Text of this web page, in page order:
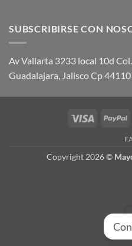
SUBSCRIBIRSE CON
Av Vallarta 3233 local 10d
Guadalajara, Jalisco Cp
Visa
Copyright 2026 ©